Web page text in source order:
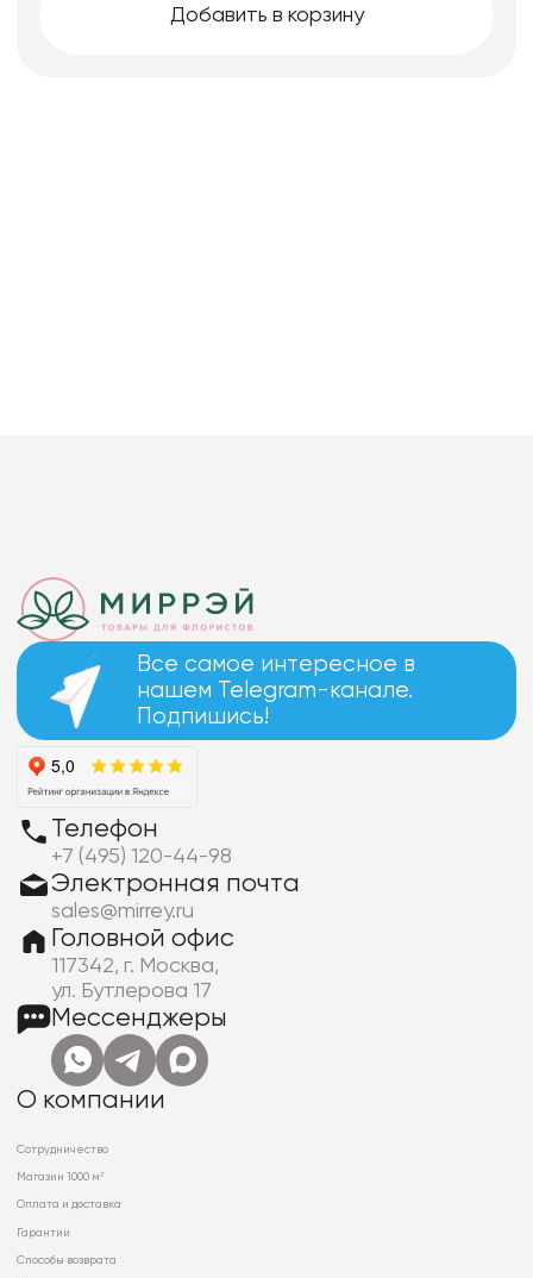
Добавить в корзину
Все самое интересное в
нашем Telegram-канале.
Подпишись!
Телефон
+7 (495) 120-44-98
Электронная почта
sales@mirrey.ru
Головной офис
117342, г. Москва,
ул. Бутлерова 17
Мессенджеры
О компании
Сотрудничество
Магазин 1000 м²
Оплата и доставка
Гарантии
Способы возврата